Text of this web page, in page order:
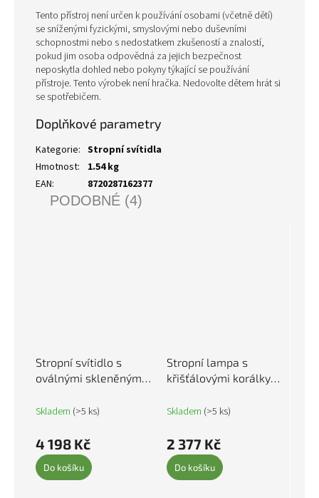
Tento přístroj není určen k používání osobami (včetně dětí)
se sníženými fyzickými, smyslovými nebo duševními
schopnostmi nebo s nedostatkem zkušeností a znalostí,
pokud jim osoba odpovědná za jejich bezpečnost
neposkytla dohled nebo pokyny týkající se používání
přístroje. Tento výrobek není hračka. Nedovolte dětem hrát si
se spotřebičem.
Doplňkové parametry
Kategorie: Stropní svítidla
Hmotnost:
1.54 kg
EAN: 8720287162377
PODOBNÉ (4)
Stropní svítidlo s
oválnými skleněnými
278760
Skladem (>5 ks)
4 198 Kč
Do košíku
Stropní lampa s
křišťálovými korálky
50860
Skladem (>5 ks)
2 377 Kč
Do košíku